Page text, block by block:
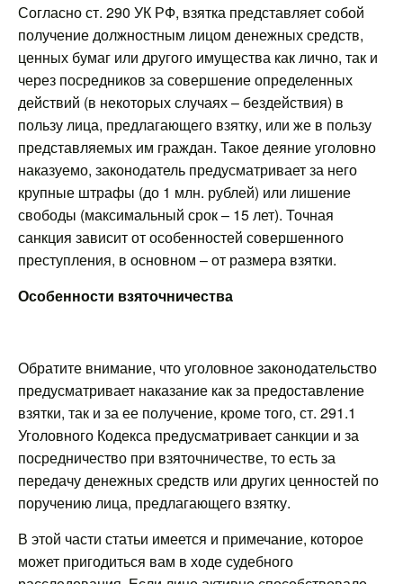
Согласно ст. 290 УК РФ, взятка представляет собой
получение должностным лицом денежных средств,
ценных бумаг или другого имущества как лично, так и
через посредников за совершение определенных
действий (в некоторых случаях – бездействия) в
пользу лица, предлагающего взятку, или же в пользу
представляемых им граждан. Такое деяние уголовно
наказуемо, законодатель предусматривает за него
крупные штрафы (до 1 млн. рублей) или лишение
свободы (максимальный срок – 15 лет). Точная
санкция зависит от особенностей совершенного
преступления, в основном – от размера взятки.
Особенности взяточничества
Обратите внимание, что уголовное законодательство
предусматривает наказание как за предоставление
взятки, так и за ее получение, кроме того, ст. 291.1
Уголовного Кодекса предусматривает санкции и за
посредничество при взяточничестве, то есть за
передачу денежных средств или других ценностей по
поручению лица, предлагающего взятку.
В этой части статьи имеется и примечание, которое
может пригодиться вам в ходе судебного